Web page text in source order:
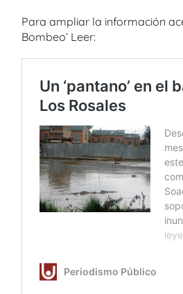
Para ampliar la información
Bombeo’ Leer: